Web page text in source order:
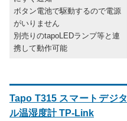
ボタン電池で駆動するので電源
がいりません
別売りのtapoLEDランプ等と連
携して動作可能
Tapo T315 スマートデジタ
ル温湿度計 TP-Link